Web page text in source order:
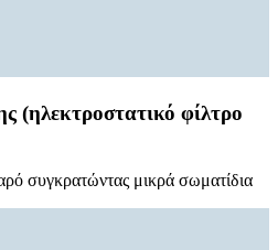
(ηλεκτροστατικό φίλτρο
συγκρατώντας μικρά σωματίδια